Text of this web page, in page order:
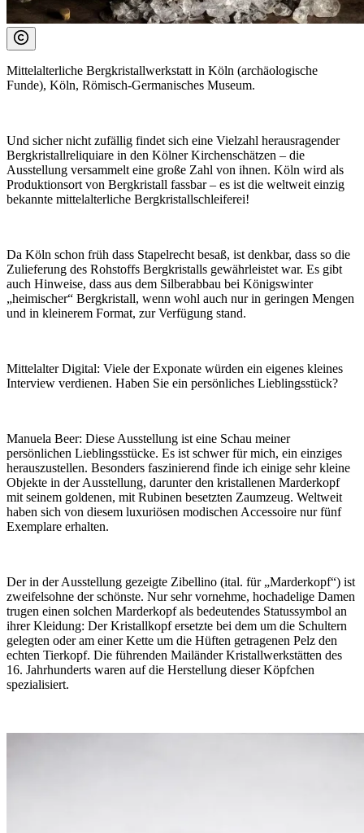
Mittelalterliche Bergkristallwerkstatt in Köln (archäologische
Funde), Köln, Römisch-Germanisches Museum.
Und sicher nicht zufällig findet sich eine Vielzahl herausragender
Bergkristallreliquiare in den Kölner Kirchenschätzen – die
Ausstellung versammelt eine große Zahl von ihnen. Köln wird als
Produktionsort von Bergkristall fassbar – es ist die weltweit einzig
bekannte mittelalterliche Bergkristallschleiferei!
Da Köln schon früh dass Stapelrecht besaß, ist denkbar, dass so die
Zulieferung des Rohstoffs Bergkristalls gewährleistet war. Es gibt
auch Hinweise, dass aus dem Silberabbau bei Königswinter
„heimischer“ Bergkristall, wenn wohl auch nur in geringen Mengen
und in kleinerem Format, zur Verfügung stand.
Mittelalter Digital: Viele der Exponate würden ein eigenes kleines
Interview verdienen. Haben Sie ein persönliches Lieblingsstück?
Manuela Beer: Diese Ausstellung ist eine Schau meiner
persönlichen Lieblingsstücke. Es ist schwer für mich, ein einziges
herauszustellen. Besonders faszinierend finde ich einige sehr kleine
Objekte in der Ausstellung, darunter den kristallenen Marderkopf
mit seinem goldenen, mit Rubinen besetzten Zaumzeug. Weltweit
haben sich von diesem luxuriösen modischen Accessoire nur fünf
Exemplare erhalten.
Der in der Ausstellung gezeigte Zibellino (ital. für „Marderkopf“) ist
zweifelsohne der schönste. Nur sehr vornehme, hochadelige Damen
trugen einen solchen Marderkopf als bedeutendes Statussymbol an
ihrer Kleidung: Der Kristallkopf ersetzte bei dem um die Schultern
gelegten oder am einer Kette um die Hüften getragenen Pelz den
echten Tierkopf. Die führenden Mailänder Kristallwerkstätten des
16. Jahrhunderts waren auf die Herstellung dieser Köpfchen
spezialisiert.